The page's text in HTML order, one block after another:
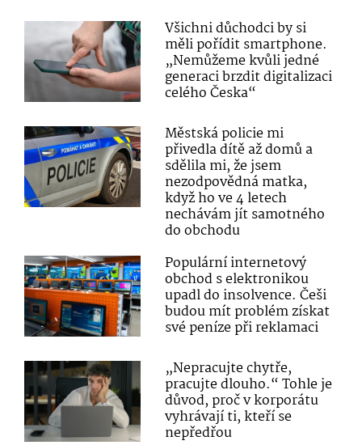
Všichni důchodci by si
měli pořídit smartphone.
„Nemůžeme kvůli jedné
generaci brzdit digitalizaci
celého Česka“
Městská policie mi
přivedla dítě až domů a
sdělila mi, že jsem
nezodpovědná matka,
když ho ve 4 letech
nechávám jít samotného
do obchodu
Populární internetový
obchod s elektronikou
upadl do insolvence. Češi
budou mít problém získat
své peníze při reklamaci
„Nepracujte chytře,
pracujte dlouho.“ Tohle je
důvod, proč v korporátu
vyhrávají ti, kteří se
nepředřou